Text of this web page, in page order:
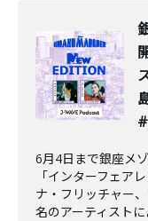
6月4日まで銀座メ
「インターフェア
ナ・フリッチャー
名のアーティスト